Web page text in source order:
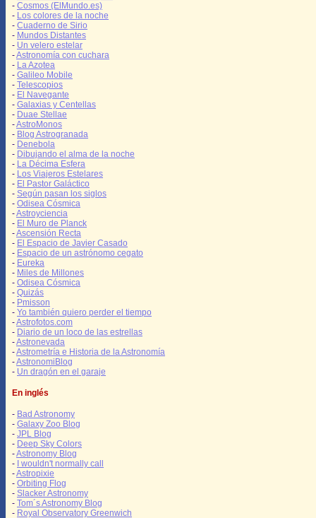
- Cosmos (ElMundo.es)
- Los colores de la noche
- Cuaderno de Sirio
- Mundos Distantes
- Un velero estelar
-Astronomía con cuchara
- La Azotea
- Galileo Mobile
- Telescopios
- El Navegante
- Galaxias y Centellas
- Duae Stellae
-AstroMonos
- Blog Astrogranada
- Denebola
- Dibujando el alma de la noche
- La Décima Esfera
- Los Viajeros Estelares
- El Pastor Galáctico
- Según pasan los siglos
- Odisea Cósmica
-Astroyciencia
- El Muro de Planck
-Ascensión Recta
- El Espacio de Javier Casado
- Espacio de un astrónomo cegato
- Eureka
- Miles de Millones
- Odisea Cósmica
- Quizás
- Pmisson
- Yo también quiero perder el tiempo
-Astrofotos.com
- Diario de un loco de las estrellas
-Astronevada
-Astrometría e Historia de la Astronomía
-AstronomiBlog
- Un dragón en el garaje
En inglés
- Bad Astronomy
- Galaxy Zoo Blog
- JPL Blog
- Deep Sky Colors
-Astronomy Blog
- I wouldn't normally call
-Astropixie
- Orbiting Flog
- Slacker Astronomy
- Tom´s Astronomy Blog
- Royal Observatory Greenwich